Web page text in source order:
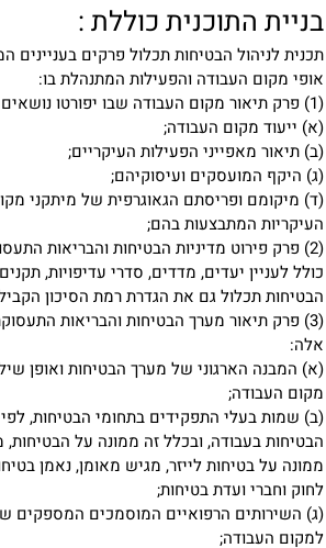
בניית התוכנית כוללת :
תכנית לניהול הבטיחות תכלול פרקים בעניינים
אופי מקום העבודה והפעילות המתנהלת בו:
(1) פרק תיאור מקום העבודה שבו יפורטו נושאים אלה:
(א) ייעוד מקום העבודה;
(ב) תיאור מאפייני הפעילות העיקריים;
(ג) היקף המועסקים ועיסוקיהם;
(ד) מיקומם ופריסתם הגאוגרפית של מיתקני
העיקריות המתבצעות בהם;
(2) פרק פירוט מדיניות הבטיחות והבריאות
כולל לעניין יעדים, מדדים, סדרי עדיפויות,
הבטיחות תכלול גם את הגדרת רמת הסיכון
(3) פרק תיאור מערך הבטיחות והבריאות
אלה:
(א) המבנה הארגוני של מערך הבטיחות ואופן
מקום העבודה;
(ב) שמות בעלי התפקידים בתחומי הבטיחות,
הבטיחות בעבודה, ובכלל זה ממונה על הבטיחות,
לחוק וחברי ועדת בטיחות;
(ג) השירותים הרפואיים המוסמכים המספקים
למקום העבודה;